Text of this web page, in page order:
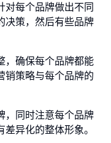
对每个品牌做出不同
决策，然后有些品牌
，确保每个品牌都能
销策略与每个品牌的
，同时注意每个品牌
异化的整体形象。